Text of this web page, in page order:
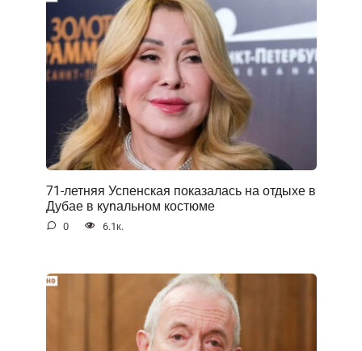
71-летняя Успенская показалась на отдыхе в
Дубае в куnальном костюме
0 6.1к.